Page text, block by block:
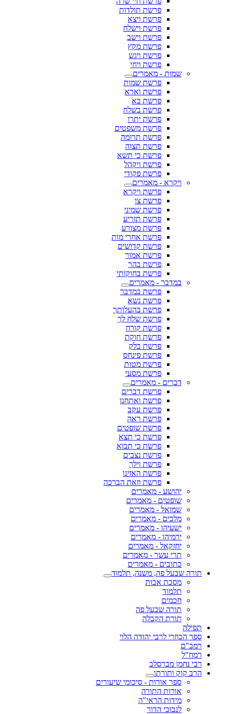
פרשת תולדות
פרשת ויצא
פרשת וישלח
פרשת וישב
פרשת מקץ
פרשת ויגש
פרשת ויחי
שמות - מאמרים
פרשת שמות
פרשת וארא
פרשת בא
פרשת בשלח
פרשת יתרו
פרשת משפטים
פרשת תרומה
פרשת תצוה
פרשת כי תשא
פרשת ויקהל
פרשת פקודי
ויקרא - מאמרים
פרשת ויקרא
פרשת צו
פרשת שמיני
פרשת תזריע
פרשת מצורע
פרשת אחרי מות
פרשת קדושים
פרשת אמור
פרשת בהר
פרשת בחוקותי
במדבר - מאמרים
פרשת במדבר
פרשת נשא
פרשת בהעלותך
פרשת שלח לך
פרשת קורח
פרשת חוקת
פרשת בלק
פרשת פינחס
פרשת מטות
פרשת מסעי
דברים - מאמרים
פרשת דברים
פרשת ואתחנן
פרשת עקב
פרשת ראה
פרשת שופטים
פרשת כי תצא
פרשת כי תבוא
פרשת נצבים
פרשת וילך
פרשת האזינו
פרשת וזאת הברכה
יהושע - מאמרים
שופטים - מאמרים
שמואל - מאמרים
מלכים - מאמרים
ישעיהו - מאמרים
ירמיהו - מאמרים
יחזקאל - מאמרים
תרי עשר - מאמרים
כתובים - מאמרים
תורה שבעל פה, משנה, תלמוד
מסכת אבות
תלמוד
חכמים
תורה שבעל פה
תורת הקבלה
תפילה
ספר הכוזרי לרבי יהודה הלוי
רמב"ם
רמח"ל
רבי נחמן מברסלב
הרב קוק ותורתו
ספר אורות - סיכומי שיעורים
אורות התורה
מידות הראי"ה
לנבוכי הדור